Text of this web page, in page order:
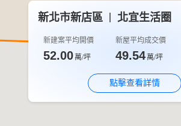
新北市新店區 北宜生活圈
新建案平均開價
52.00萬/坪
新屋平均成交價
49.54萬/坪
點擊查看詳情